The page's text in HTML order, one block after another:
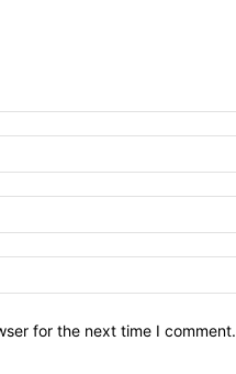
for the next time I comment.